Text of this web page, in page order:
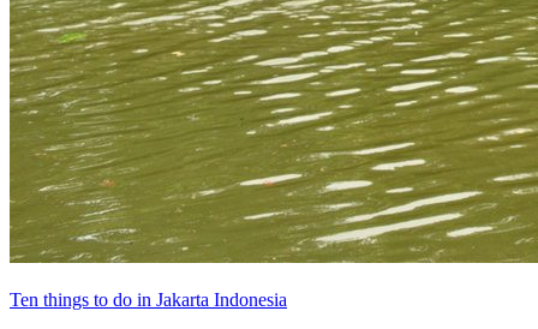
Ten things to do in Jakarta Indonesia